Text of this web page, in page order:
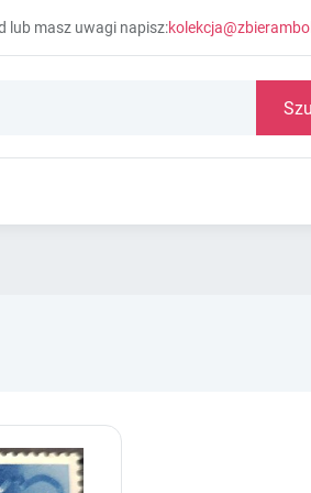
lub masz uwagi napisz: